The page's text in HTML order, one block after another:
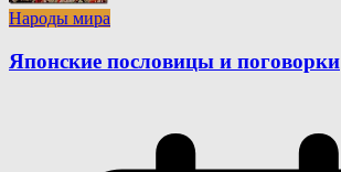
Народы мира
Японские пословицы и поговорки